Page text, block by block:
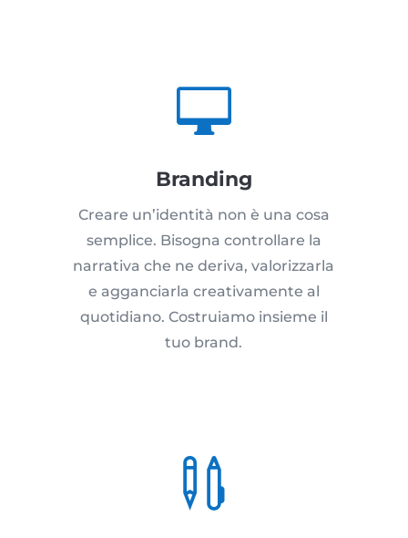

Branding
Creare un’identità non è una cosa
semplice. Bisogna controllare la
narrativa che ne deriva, valorizzarla
e agganciarla creativamente al
quotidiano. Costruiamo insieme il
tuo brand.
